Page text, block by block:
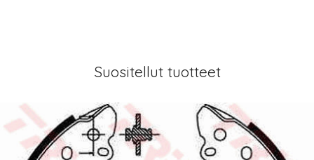
Suositellut tuotteet